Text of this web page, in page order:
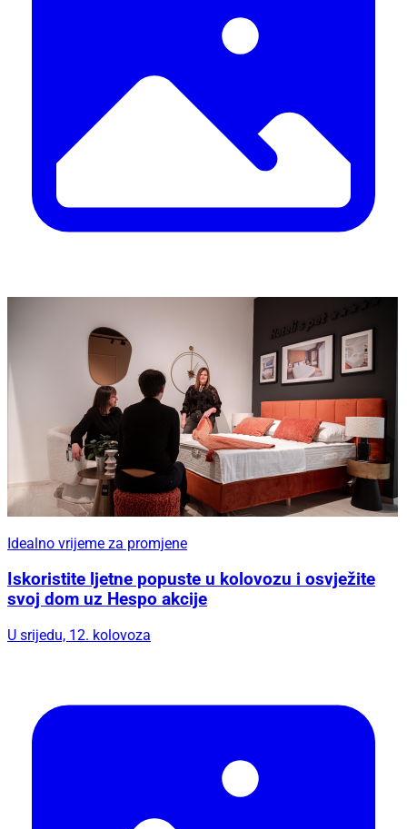
Idealno vrijeme za promjene
Iskoristite ljetne popuste u kolovozu i osvježite
svoj dom uz Hespo akcije
U srijedu, 12. kolovoza